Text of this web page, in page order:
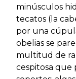
minúsculos
tecatos (la
por una
obelias se
multitud de
cespitosa que